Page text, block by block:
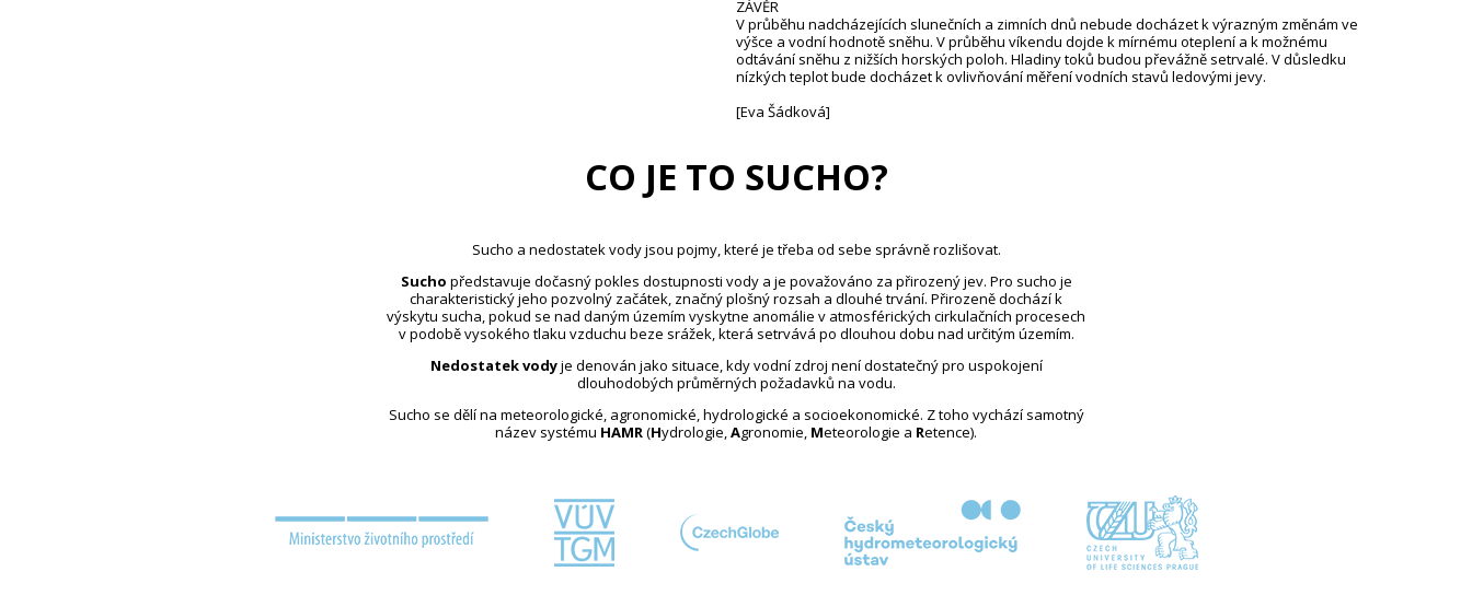
ZÁVĚR
V průběhu nadcházejících slunečních a zimních dnů nebude docházet k výrazným změnám ve
výšce a vodní hodnotě sněhu. V průběhu víkendu dojde k mírnému oteplení a k možnému
odtávání sněhu z nižších horských poloh. Hladiny toků budou převážně setrvalé. V důsledku
nízkých teplot bude docházet k ovlivňování měření vodních stavů ledovými jevy.
[Eva Šádková]
CO JE TO SUCHO?
Sucho a nedostatek vody jsou pojmy, které je třeba od sebe správně rozlišovat.
Sucho představuje dočasný pokles dostupnosti vody a je považováno za přirozený jev. Pro sucho je
charakteristický jeho pozvolný začátek, značný plošný rozsah a dlouhé trvání. Přirozeně dochází k
výskytu sucha, pokud se nad daným územím vyskytne anomálie v atmosférických cirkulačních procesech
v podobě vysokého tlaku vzduchu beze srážek, která setrvává po dlouhou dobu nad určitým územím.
Nedostatek vodyje definován jako situace, kdy vodní zdroj není dostatečný pro uspokojení
dlouhodobých průměrných požadavků na vodu.
Sucho se dělí na meteorologické, agronomické, hydrologické a socioekonomické. Z toho vychází samotný
název systému HAMR(Hydrologie,Agronomie, Meteorologie a Retence).